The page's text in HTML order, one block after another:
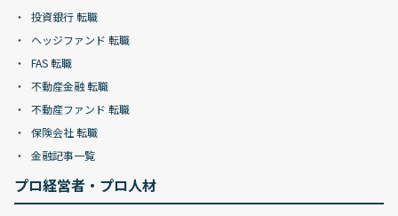
投資銀行 転職
ヘッジファンド 転職
FAS 転職
不動産金融 転職
不動産ファンド 転職
保険会社 転職
金融記事一覧
プロ経営者・プロ人材